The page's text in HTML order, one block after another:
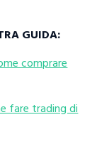
GUIDA:
comprare
fare trading di